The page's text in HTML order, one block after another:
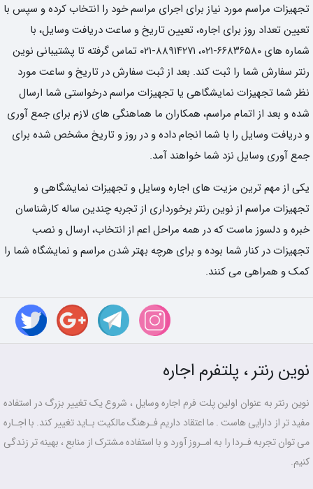
تجهیزات مراسم مورد نیاز برای اجرای مراسم خود را انتخاب کرده و سپس با
تعیین تعداد روز برای اجاره، تعیین تاریخ و ساعت دریافت وسایل، با
شماره های ۶۶۸۳۶۵۸۰-۰۲۱، ۸۸۹۱۴۲۷۱-۰۲۱ تماس گرفته تا پشتیبانی نوین
رنتر سفارش شما را ثبت کند. بعد از ثبت سفارش در تاریخ و ساعت مورد
نظر شما تجهیزات نمایشگاهی یا تجهیزات مراسم درخواستی شما ارسال
شده و بعد از اتمام مراسم، همکاران ما هماهنگی های لازم برای جمع آوری
و دریافت وسایل را با شما انجام داده و در روز و تاریخ مشخص شده برای
جمع آوری وسایل نزد شما خواهند آمد.
یکی از مهم ترین مزیت های اجاره وسایل و تجهیزات نمایشگاهی و
تجهیزات مراسم از نوین رنتر برخورداری از تجربه چندین ساله کارشناسان
خبره و دلسوز ماست که در همه مراحل اعم از انتخاب، ارسال و نصب
تجهیزات در کنار شما بوده و برای هرچه بهتر شدن مراسم و نمایشگاه شما را
کمک و همراهی می کنند.
نوین رنتر ، پلتفرم اجاره
نوین رنتر به عنوان اولین پلت فرم اجاره وسایل ، شروع یک تغییر بزرگ در استفاده
مفید تر از دارایی هاست . ما اعتقاد داریم فـرهنگ مالکیت بـاید تغییر کند. با اجـاره
می توان تجربه فـردا را به امـروز آورد و با استفاده مشترک از منابع ، بهینه تر زندگی
کنیم.